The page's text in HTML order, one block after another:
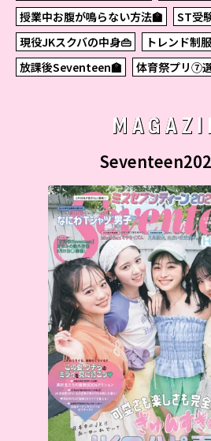
授業中お腹が鳴らない方法🏫
ST受
現役JKスクバの中身👜
トレンド制
放課後Seventeen🏫
体育祭プリ⑦